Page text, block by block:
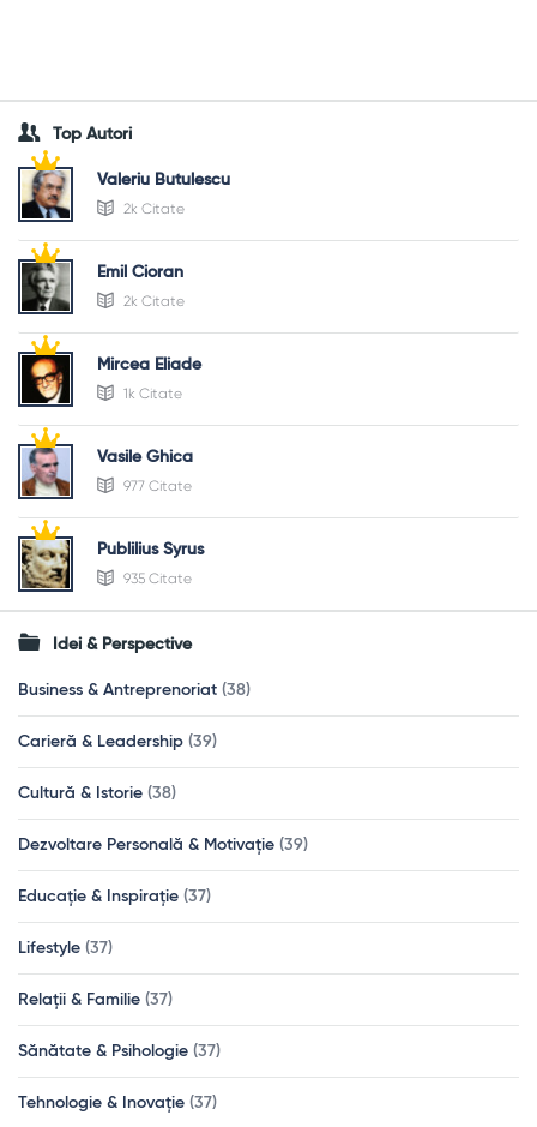
Top Autori
Valeriu Butulescu
2k Citate
Emil Cioran
2k Citate
Mircea Eliade
1k Citate
Vasile Ghica
977 Citate
Publilius Syrus
935 Citate
Idei & Perspective
Business & Antreprenoriat (38)
Carieră & Leadership (39)
Cultură & Istorie (38)
Dezvoltare Personală & Motivație (39)
Educație & Inspirație (37)
Lifestyle (37)
Relații & Familie (37)
Sănătate & Psihologie (37)
Tehnologie & Inovație (37)